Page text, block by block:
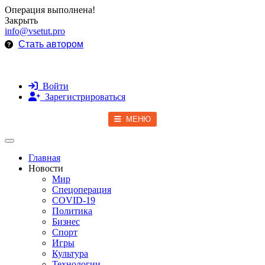
Операция выполнена!
Закрыть
info@vsetut.pro
Стать автором
Войти
Зарегистрироваться
МЕНЮ
Toggle navigation
Главная
Новости
Мир
Спецоперация
COVID-19
Политика
Бизнес
Спорт
Игры
Культура